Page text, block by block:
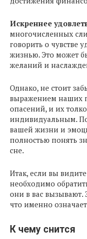
Искреннее
многочисленных
говорить о чувстве
жизнью. Это может
желаний и
Однако, не стоит
выражением наших
опасений, и их
индивидуальным.
вашей жизни и
полностью понять
сне.
Итак, если вы
необходимо
они в вас вызывают.
что именно
К чему снится